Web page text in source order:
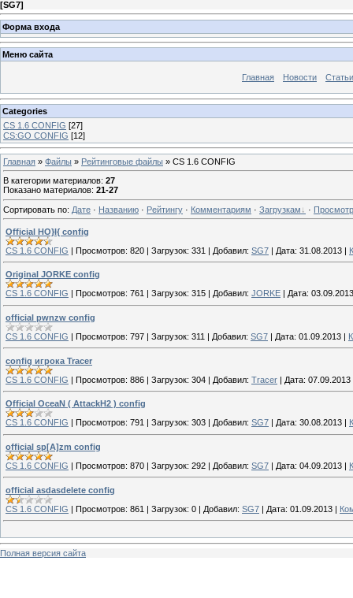
[SG7]
Форма входа
Меню сайта
Главная Новости Статьи
Categories
CS 1.6 CONFIG [27]
CS:GO CONFIG [12]
Главная » Файлы » Рейтинговые файлы » CS 1.6 CONFIG
В категории материалов: 27
Показано материалов: 21-27
Сортировать по: Дате · Названию · Рейтингу · Комментариям · Загрузкам ·
Official HО}I{ config
CS 1.6 CONFIG | Просмотров: 820 | Загрузок: 331 | Добавил: SG7 | Дата: 31.08.2013 |
Original JORKE config
CS 1.6 CONFIG
Просмотров: 761 Загрузок: 315 Добавил: JORKE Дата: 03.09.2013
official pwnzw config
CS 1.6 CONFIG | Просмотров: 797 | Загрузок: 311 | Добавил: SG7 | Дата: 01.09.2013 |
config игрока Tracer
CS 1.6 CONFIG | Просмотров: 886 | Загрузок: 304 | Добавил: Tracer | Дата: 07.09.2013
Official OceaN ( AttackH2 ) config
CS 1.6 CONFIG
Просмотров: 791 Загрузок: 303 Добавил: SG7 Дата: 30.08.2013
official sp[A]zm config
CS 1.6 CONFIG | Просмотров: 870 | Загрузок: 292 | Добавил: SG7 | Дата: 04.09.2013 |
official asdasdelete config
CS 1.6 CONFIG | Просмотров: 861 | Загрузок: 0 | Добавил: SG7 | Дата: 01.09.2013 |
Полная версия сайта